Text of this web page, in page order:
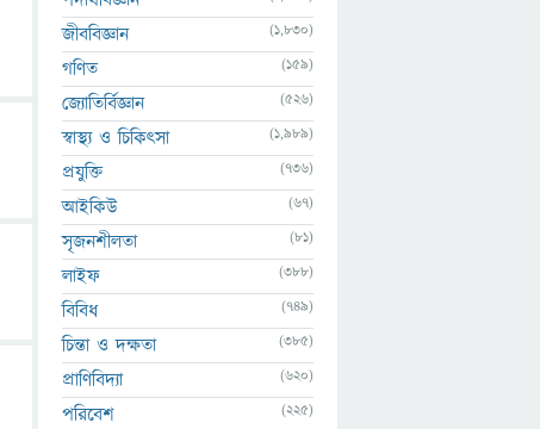
জীববিজ্ঞান (1,830)
গণিত (159)
জ্যোতির্বিজ্ঞান (526)
স্বাস্থ্য ও চিকিৎসা (1,989)
প্রযুক্তি (736)
আইকিউ (67)
সৃজনশীলতা (81)
লাইফ (388)
বিবিধ (749)
চিন্তা ও দক্ষতা (385)
প্রাণিবিদ্যা (620)
পরিবেশ (225)